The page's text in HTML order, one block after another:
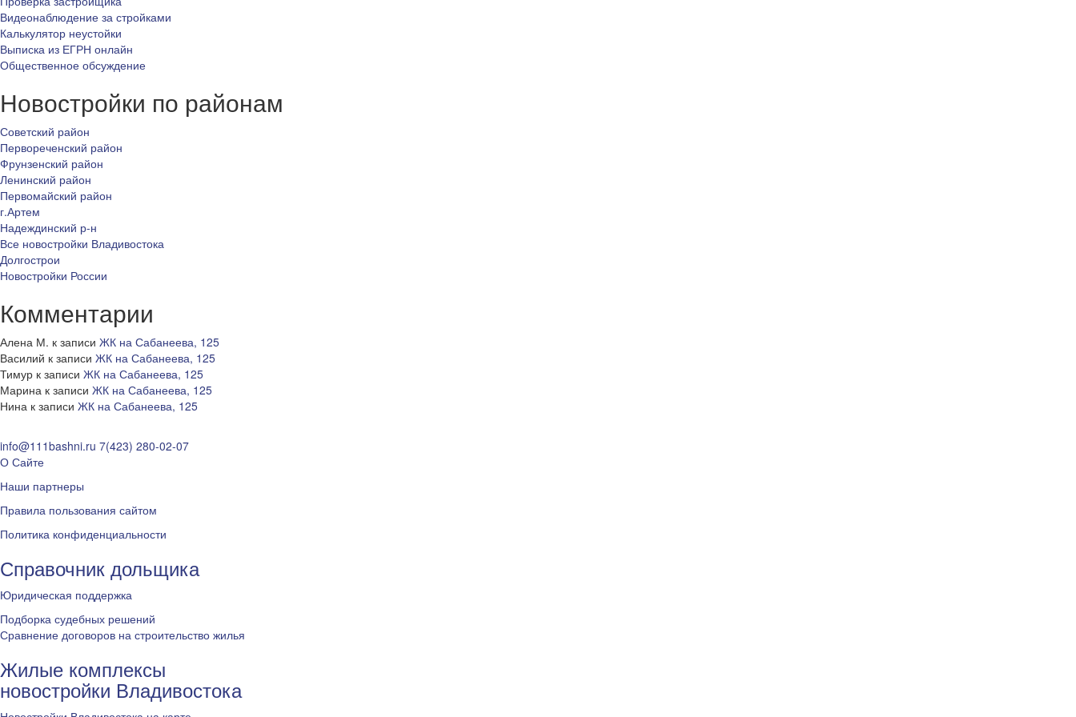
Видеонаблюдение за стройками
Калькулятор неустойки
Выписка из ЕГРН онлайн
Общественное обсуждение
Новостройки по районам
Советский район
Первореченский район
Фрунзенский район
Ленинский район
Первомайский район
г.Артем
Надеждинский р-н
Все новостройки Владивостока
Долгострои
Новостройки России
Комментарии
Алена М. к записи ЖК на Сабанеева, 125
Василий к записи ЖК на Сабанеева, 125
Тимур к записи ЖК на Сабанеева, 125
Марина к записи ЖК на Сабанеева, 125
Нина к записи ЖК на Сабанеева, 125
info@111bashni.ru 7(423) 280-02-07
О Сайте
Наши партнеры
Правила пользования сайтом
Политика конфиденциальности
Справочник дольщика
Юридическая поддержка
Подборка судебных решений
Сравнение договоров на строительство жилья
Жилые комплексы
новостройки Владивостока